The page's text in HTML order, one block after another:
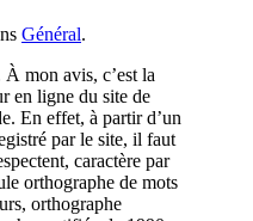
Général.
mon avis, c’est la
en ligne du site de
En effet, à partir d’un
par le site, il faut
caractère par
orthographe de mots
orthographe